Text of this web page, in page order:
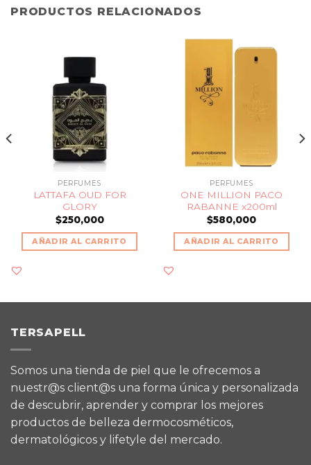
PRODUCTOS RELACIONADOS
PERFUMES
LATTAFA OUD FOR
GLORY
$250,000
AÑADIR AL CARRITO
PERFUMES
ONE MILLION PACO
RABANNE x200ml
$580,000
AÑADIR AL CARRITO
TERSAPELL
Somos una tienda de piel que le ofrecemos a
nuestr@s client@s una forma única y personalizada
de descubrir, aprender y comprar los mejores
productos de belleza dermocosméticos,
dermatológicos y lifetyle del mercado.